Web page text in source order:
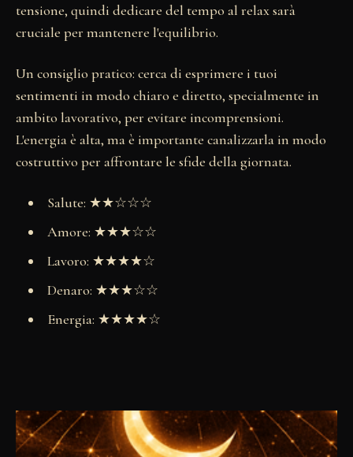
tensione, quindi dedicare del tempo al relax sarà
cruciale per mantenere l'equilibrio.
Un consiglio pratico: cerca di esprimere i tuoi
sentimenti in modo chiaro e diretto, specialmente in
ambito lavorativo, per evitare incomprensioni.
L'energia è alta, ma è importante canalizzarla in modo
costruttivo per affrontare le sfide della giornata.
Salute: ★★☆☆☆
Amore: ★★★☆☆
Lavoro: ★★★★☆
Denaro: ★★★☆☆
Energia: ★★★★☆